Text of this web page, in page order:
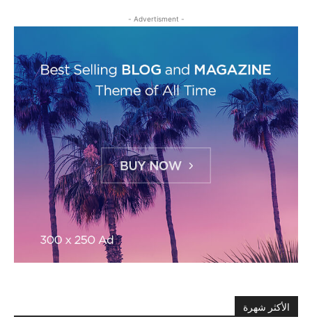
- Advertisment -
الأكثر شهرة